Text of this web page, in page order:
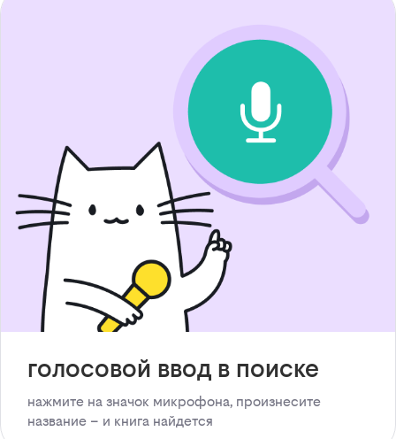
голосовой ввод в поиске
нажмите на значок микрофона, произнесите
название – и книга найдется